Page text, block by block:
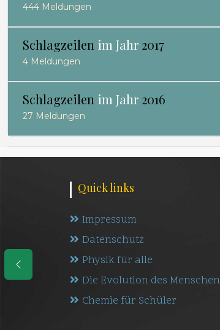
444 Meldungen
Schlagzeilen im Jahr 2017
4 Meldungen
Schlagzeilen im Jahr 2016
27 Meldungen
Quick links
Impressum
Datenschutz
Physik für alle
Die Evolution des Menschen
Chemie für Schüler